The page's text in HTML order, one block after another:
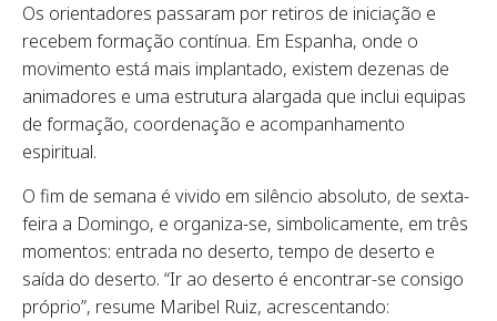
Os orientadores passaram por retiros de iniciação e
recebem formação contínua. Em Espanha, onde o
movimento está mais implantado, existem dezenas de
animadores e uma estrutura alargada que inclui equipas
de formação, coordenação e acompanhamento
espiritual.
O fim de semana é vivido em silêncio absoluto, de sexta-
feira a Domingo, e organiza-se, simbolicamente, em três
momentos: entrada no deserto, tempo de deserto e
saída do deserto. “Ir ao deserto é encontrar-se consigo
próprio”, resume Maribel Ruiz, acrescentando: